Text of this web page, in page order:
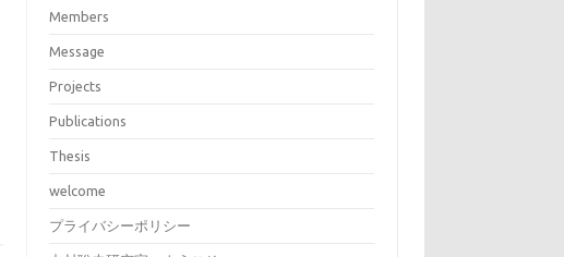
Members
Message
Projects
Publications
Thesis
welcome
プライバシーポリシー